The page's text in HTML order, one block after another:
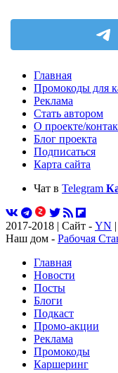
Главная
Промокоды для
Реклама
Стать автором
О проекте/
Блог проекта
Подписаться
Карта сайта
Чат в Telegram
2017-2018 | Сайт - YN
Наш дом - Рабочая
Главная
Новости
Посты
Блоги
Подкаст
Промо-акции
Реклама
Промокоды
Каршеринг